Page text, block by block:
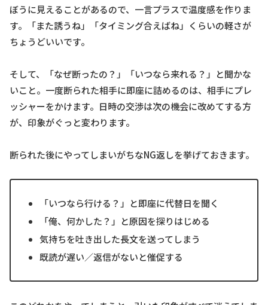
ぼうに見えることがあるので、一言プラスで温度感を作りま
す。「また誘うね」「タイミング合えばね」くらいの軽さが
ちょうどいいです。
そして、「なぜ断ったの？」「いつなら来れる？」と聞かな
いこと。一度断られた相手に即座に詰めるのは、相手にプレ
ッシャーをかけます。日時の交渉は次の機会に改めてする方
が、印象がぐっと変わります。
断られた後にやってしまいがちなNG返しを挙げておきます。
「いつなら行ける？」と即座に代替日を聞く
「俺、何かした？」と原因を探りはじめる
気持ちを吐き出した長文を送ってしまう
既読が遅い／返信がないと催促する